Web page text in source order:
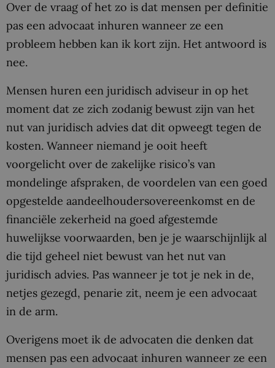
Over de vraag of het zo is dat mensen per definitie
pas een advocaat inhuren wanneer ze een
probleem hebben kan ik kort zijn. Het antwoord is
nee.
Mensen huren een juridisch adviseur in op het
moment dat ze zich zodanig bewust zijn van het
nut van juridisch advies dat dit opweegt tegen de
kosten. Wanneer niemand je ooit heeft
voorgelicht over de zakelijke risico’s van
mondelinge afspraken, de voordelen van een goed
opgestelde aandeelhoudersovereenkomst en de
financiële zekerheid na goed afgestemde
huwelijkse voorwaarden, ben je je waarschijnlijk al
die tijd geheel niet bewust van het nut van
juridisch advies. Pas wanneer je tot je nek in de,
netjes gezegd, penarie zit, neem je een advocaat
in de arm.
Overigens moet ik de advocaten die denken dat
mensen pas een advocaat inhuren wanneer ze een